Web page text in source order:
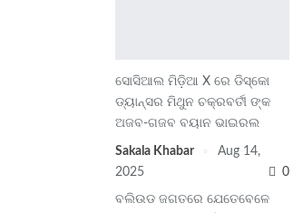
ସୋସିଆଲ ମିଡ଼ିଆ X ରେ ଡିସ୍କୋ
ଡ୍ୟାନ୍ସର ମିଥୁନ ଚକ୍ରବର୍ତୀ ଙ୍କ
ଅଜବ-ଗଜବ ବୟାନ ଭାଇରଲ
Sakala Khabar
Aug 14,
2025
0
ବଲିଉଡ ଜଗତରେ ଯେତେବେଳେ